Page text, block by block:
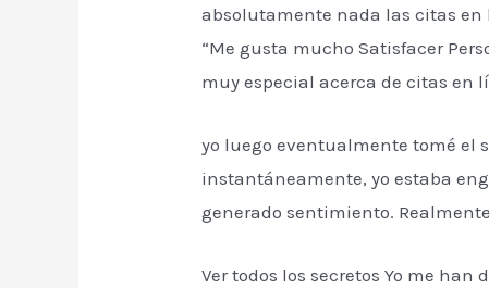
absolutamente nada las citas
“Me gusta mucho Satisfacer
muy especial acerca de citas en
yo luego eventualmente tomé el
instantáneamente, yo estaba
generado sentimiento.
Ver todos los secretos Yo me